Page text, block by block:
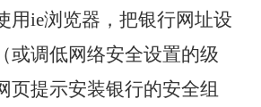
用ie浏览器，把银行网址设
或调低网络安全设置的级
页提示安装银行的安全组